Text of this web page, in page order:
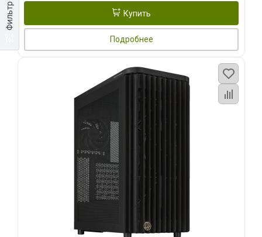
Фильтр Купить
Подробнее